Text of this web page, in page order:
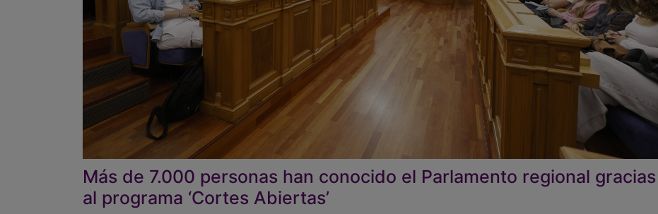
Más de 7.000 personas han conocido el Parlamento regional gracias
al programa ‘Cortes Abiertas’